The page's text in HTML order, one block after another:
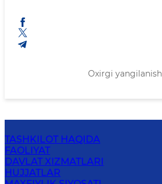
Oxirgi
TASHKILOT HAQIDA
FAOLIYAT
DAVLAT XIZMATLARI
HUJJATLAR